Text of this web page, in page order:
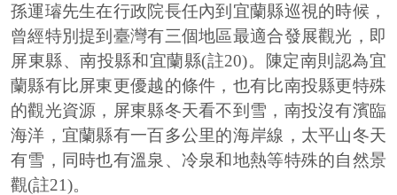
孫運璿先生在行政院長任內到宜蘭縣巡視的時候，
曾經特別提到臺灣有三個地區最適合發展觀光，即
屏東縣、南投縣和宜蘭縣(註20)。陳定南則認為宜
蘭縣有比屏東更優越的條件，也有比南投縣更特殊
的觀光資源，屏東縣冬天看不到雪，南投沒有濱臨
海洋，宜蘭縣有一百多公里的海岸線，太平山冬天
有雪，同時也有溫泉、冷泉和地熱等特殊的自然景
觀(註21)。